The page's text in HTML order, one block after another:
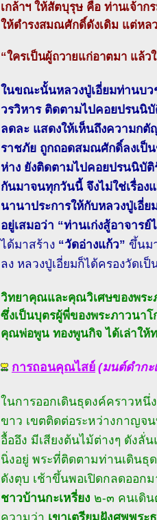
เกล้าฯ ให้สัตบุรุษ คือ ท่านเจ้า
ให้ดำรงสมณศักดิ์ดังเดิม แต่หล
“ใครเป็นผู้ถวายแก่อาตมา แล้ว
ในขณะนั้นหลวงปู่เอี่ยมท่านบว
วรวิหาร ติดตามไปคอยปรนนิ
ลดละ แสดงให้เห็นถึงความก
ราชภัย ถูกถอดสมณศักดิ์ลงเป็
ห่าง ยังติดตามไปคอยปรนนิบั
กันมาจนทุกวันนี้ จึงไม่ใช่เรื่อ
นานาประการให้กับหลวงปู่เอี่
อยู่เสมอว่า “ท่านเก่งสู้อาจาร
ได้มาสร้าง “วัดอ่างแก้ว” ขึ้นม
ลง หลวงปู่เอี่ยมก็ได้ครองวัดเ
วิทยาคุณและคุณวิเศษของพระ
ซึ่งเป็นบุตรผู้พี่ของพระภาวนา
คุณพ่อพูน ทองพูนกิจ ได้เล่าให้
การถอนคุณไสย์ (มนต์ดำกะ
ในการออกเดินธุดงค์คราวห
ขาว เขตติดต่อระหว่างกาญ
อื้ออึง มีเสียงต้นไม้ต่างๆ ดัง
นิ่งอยู่ พระที่ติดตามท่านเดินธุ
ดังตุบ เช้าขึ้นพอเปิดกลดออก
ชาวบ้านกะเหรี่ยง ๒-๓ คนเดิน
ความว่า เขาเตรียมฝังศพพร